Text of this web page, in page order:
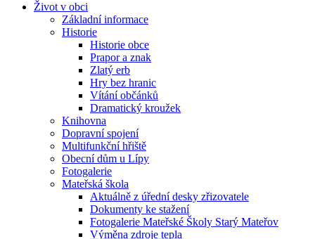
Život v obci
Základní informace
Historie
Historie obce
Prapor a znak
Zlatý erb
Hry bez hranic
Vítání občánků
Dramatický kroužek
Knihovna
Dopravní spojení
Multifunkční hřiště
Obecní dům u Lípy
Fotogalerie
Mateřská škola
Aktuálně z úřední desky zřizovatele
Dokumenty ke stažení
Fotogalerie Mateřské Školy Starý Mateřov
Výměna zdroje tepla